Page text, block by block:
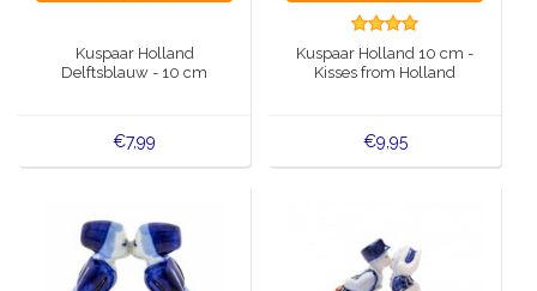
Kuspaar Holland
Delftsblauw - 10 cm
€7,99
Kuspaar Holland 10 cm -
Kisses from Holland
€9,95